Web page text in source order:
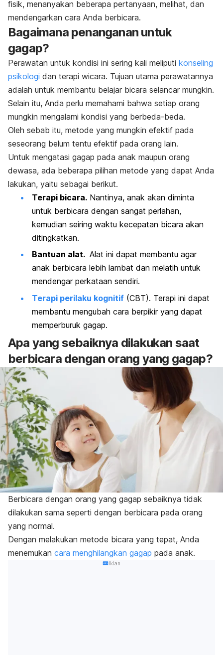
fisik, menanyakan beberapa pertanyaan, melihat, dan
mendengarkan cara Anda berbicara.
Bagaimana penanganan untuk
gagap?
Perawatan untuk kondisi ini sering kali meliputi konseling
psikologi dan terapi wicara. Tujuan utama perawatannya
adalah untuk membantu belajar bicara selancar mungkin.
Selain itu, Anda perlu memahami bahwa setiap orang
mungkin mengalami kondisi yang berbeda-beda.
Oleh sebab itu, metode yang mungkin efektif pada
seseorang belum tentu efektif pada orang lain.
Untuk mengatasi gagap pada anak maupun orang
dewasa, ada beberapa pilihan metode yang dapat Anda
lakukan, yaitu sebagai berikut.
Terapi bicara. Nantinya, anak akan diminta
untuk berbicara dengan sangat perlahan,
kemudian seiring waktu kecepatan bicara akan
ditingkatkan.
Bantuan alat. Alat ini dapat membantu agar
anak berbicara lebih lambat dan melatih untuk
mendengar perkataan sendiri.
Terapi perilaku kognitif (CBT). Terapi ini dapat
membantu mengubah cara berpikir yang dapat
memperburuk gagap.
Apa yang sebaiknya dilakukan saat
berbicara dengan orang yang gagap?
Berbicara dengan orang yang gagap sebaiknya tidak
dilakukan sama seperti dengan berbicara pada orang
yang normal.
Dengan melakukan metode bicara yang tepat, Anda
menemukan cara menghilangkan gagap pada anak.
Iklan